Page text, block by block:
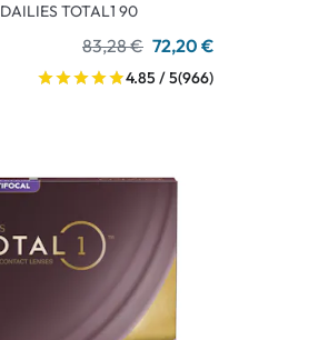
DAILIES TOTAL1 90
83,28 € 72,20 €
4.85 / 5(966)